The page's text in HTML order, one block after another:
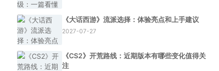
《大话西游》流派选择：体验亮点和上手建议
2027-07-27
《CS2》开荒路线：近期版本有哪些变化值得关
注